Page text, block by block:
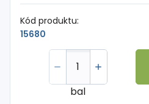
Kód produktu:
15680
bal